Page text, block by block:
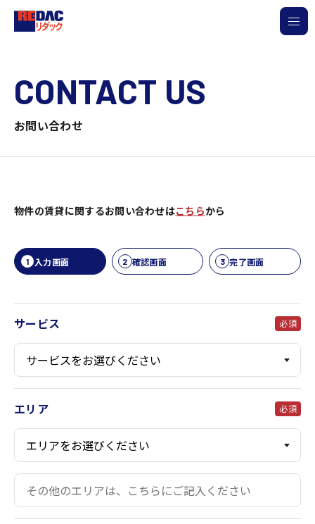
CONTACT US
お問い合わせ
物件の賃貸に関するお問い合わせはこちらから
1 入力画面 2 確認画面 3 完了画面
サービス 必須
エリア 必須